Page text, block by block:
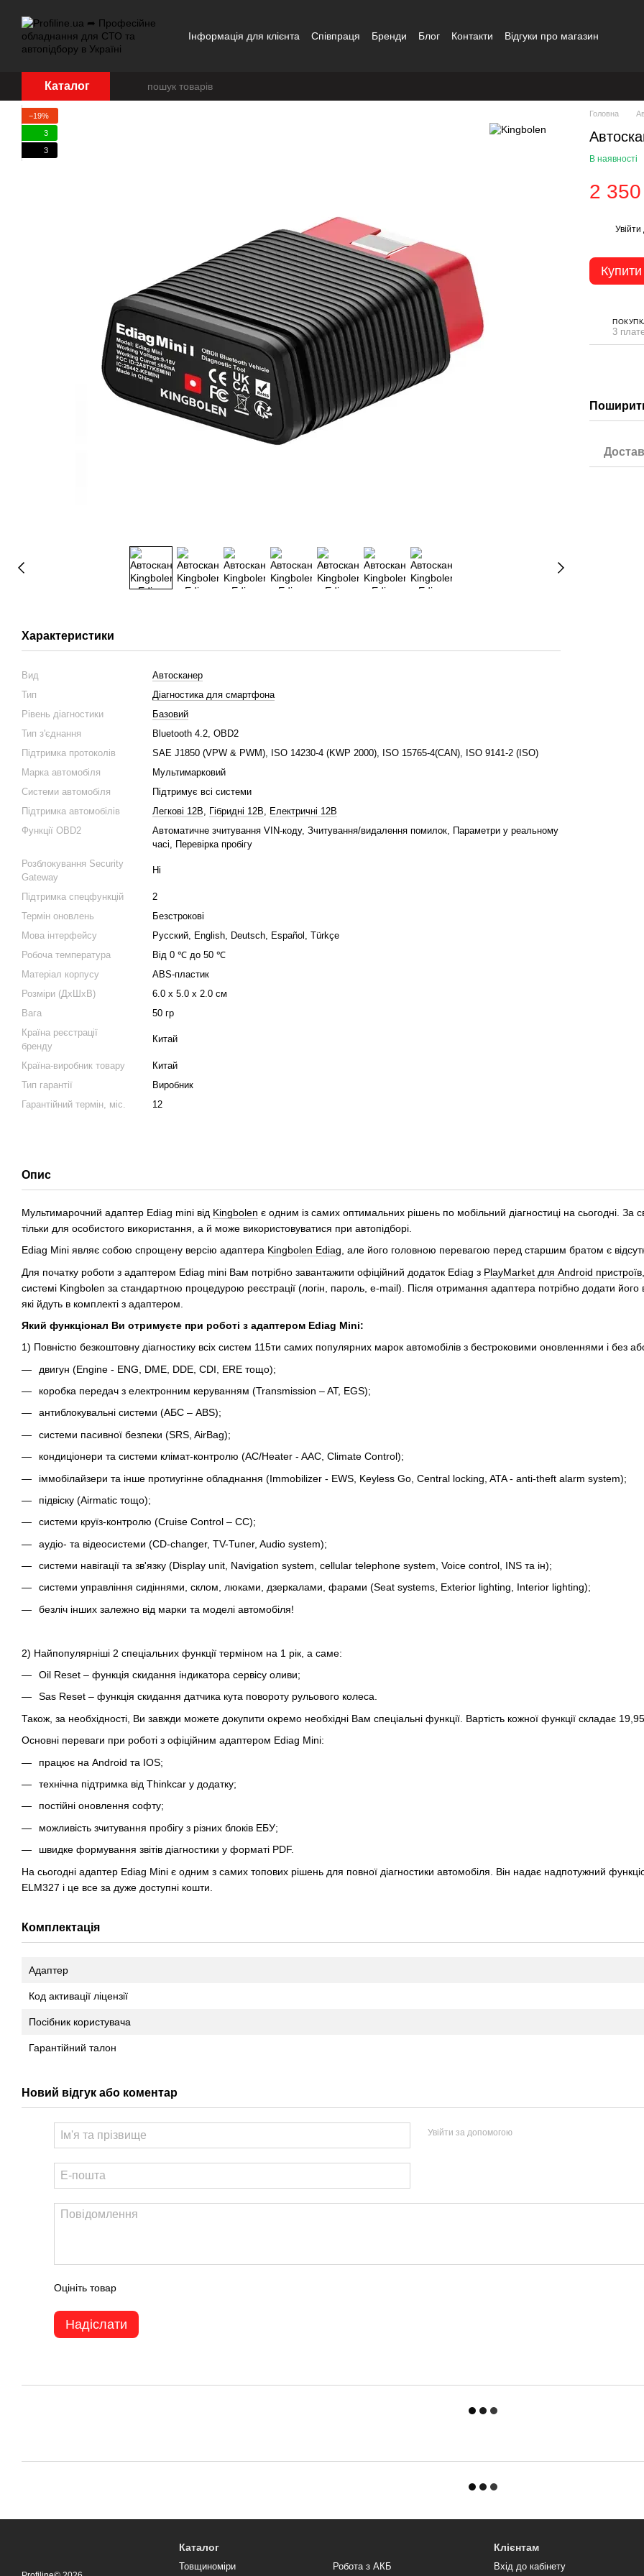
Інформація для клієнта Співпраця Бренди Блог Контакти Відгуки про магазин
Каталог
−19%
3
3
Характеристики
Вид
Автосканер
Тип
Діагностика для смартфона
Рівень діагностики
Базовий
Тип з'єднання
Bluetooth 4.2, OBD2
Підтримка протоколів
SAE J1850 (VPW & PWM), ISO 14230-4 (KWP 2000), ISO 15765-4(CAN), ISO 9141-2 (ISO)
Марка автомобіля
Мультимарковий
Системи автомобіля
Підтримує всі системи
Підтримка автомобілів
Легкові 12В, Гібридні 12В, Електричні 12В
Функції OBD2
Автоматичне зчитування VIN-коду, Зчитування/видалення помилок, Параметри у реальному
часі, Перевірка пробігу
Розблокування Security
Gateway
Ні
Підтримка спецфункцій
2
Термін оновлень
Безстрокові
Мова інтерфейсу
Русский, English, Deutsch, Español, Türkçe
Робоча температура
Від 0 ℃ до 50 ℃
Матеріал корпусу
ABS-пластик
Розміри (ДхШхВ)
6.0 х 5.0 х 2.0 см
Вага
50 гр
Країна реєстрації
бренду
Китай
Країна-виробник товару
Китай
Тип гарантії
Виробник
Гарантійний термін, міс.
12
Головна
В наявності
2 350
Увійти
Купити
3
Опис
Мультимарочний адаптер Ediag mini від Kingbolen є одним із самих оптимальних рішень по мобільний діагностиці на сьогодні. За
тільки для особистого використання, а й може використовуватися при автопідборі.
Ediag Mini являє собою спрощену версію адаптера Kingbolen Ediag, але його головною перевагою перед старшим братом є
Для початку роботи з адаптером Ediag mini Вам потрібно завантажити офіційний додаток Ediag з PlayMarket для Android пристроїв
системі Kingbolen за стандартною процедурою реєстрації (логін, пароль, e-mail). Після отримання адаптера потрібно додати
які йдуть в комплекті з адаптером.
Який функціонал Ви отримуєте при роботі з адаптером Ediag Mini:
1) Повністю безкоштовну діагностику всіх систем 115ти самих популярних марок автомобілів з бестроковими оновленнями і без
двигун (Engine - ENG, DME, DDE, CDI, ERE тощо);
коробка передач з електронним керуванням (Transmission – AT, EGS);
антиблокувальні системи (АБС – ABS);
системи пасивної безпеки (SRS, AirBag);
кондиціонери та системи клімат-контролю (AC/Heater - AAC, Climate Control);
іммобілайзери та інше протиугінне обладнання (Immobilizer - EWS, Keyless Go, Central locking, ATA - anti-theft alarm system);
підвіску (Airmatic тощо);
системи круїз-контролю (Cruise Control – CC);
аудіо- та відеосистеми (CD-changer, TV-Tuner, Audio system);
системи навігації та зв'язку (Display unit, Navigation system, cellular telephone system, Voice control, INS та ін);
системи управління сидіннями, склом, люками, дзеркалами, фарами (Seat systems, Exterior lighting, Interior lighting);
безліч інших залежно від марки та моделі автомобіля!
2) Найпопулярніші 2 спеціальних функції терміном на 1 рік, а саме:
Oil Reset – функція скидання індикатора сервісу оливи;
Sas Reset – функція скидання датчика кута повороту рульового колеса.
Також, за необхідності, Ви завжди можете докупити окремо необхідні Вам спеціальні функції. Вартість кожної функції складає
Основні переваги при роботі з офіційним адаптером Ediag Mini:
працює на Android та IOS;
технічна підтримка від Thinkcar у додатку;
постійні оновлення софту;
можливість зчитування пробігу з різних блоків ЕБУ;
швидке формування звітів діагностики у форматі PDF.
На сьогодні адаптер Ediag Mini є одним з самих топових рішень для повної діагностики автомобіля. Він надає надпотужний
ELM327 і це все за дуже доступні кошти.
Комплектація
Адаптер
Код активації ліцензії
Посібник користувача
Гарантійний талон
Новий відгук або коментар
Увійти за допомогою
Оцініть товар
Надіслати
Каталог
Товщиноміри Робота з АКБ
Клієнтам
Вхід до кабінету